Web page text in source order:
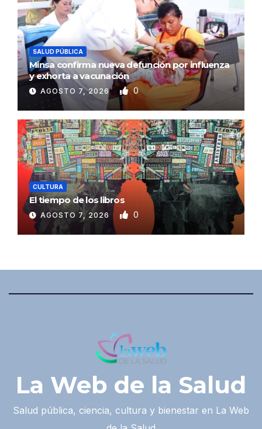
SALUD PÚBLICA
Minsa confirma nueva defunción por influenza
y exhorta a vacunación
AGOSTO 7, 2026 0
CULTURA
El tiempo de los libros
AGOSTO 7, 2026 0
La Web de la Salud
Salud pública, ciencia, cultura y bienestar en La Web